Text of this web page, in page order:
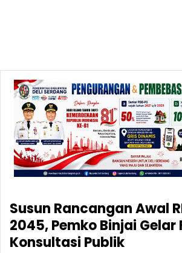
Susun Rancangan Awal
2045, Pemko Binjai Gelar
Konsultasi Publik